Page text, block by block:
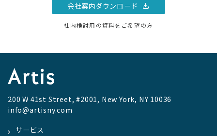
会社案内ダウンロード
社内検討用の資料をご希望の方
200 W 41st Street, #2001, New York, NY 10036
info@artisny.com
サービス